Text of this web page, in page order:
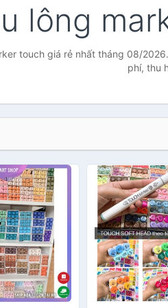
lông
touch giá rẻ nhất tháng 08/
phí, thu